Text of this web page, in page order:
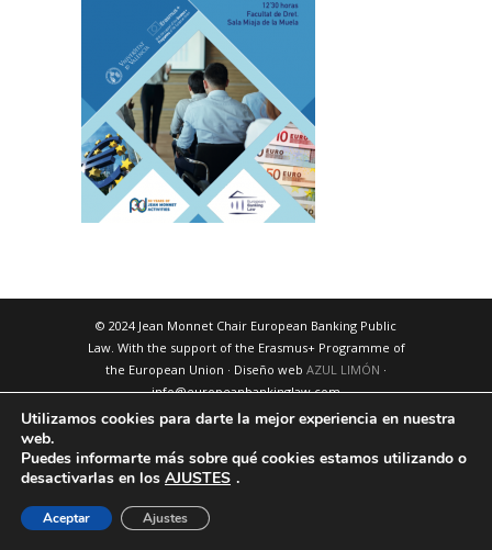
© 2024 Jean Monnet Chair European Banking Public
Law. With the support of the Erasmus+ Programme of
the European Union · Diseño web AZUL LIMÓN ·
info@europeanbankinglaw.com
Utilizamos cookies para darte la mejor experiencia en nuestra
web.
Puedes informarte más sobre qué cookies estamos utilizando o
desactivarlas en los AJUSTES .
Aceptar Ajustes